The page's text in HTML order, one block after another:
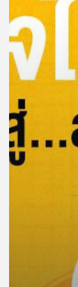
เพลง
บทความ
ข่าว
และ
กิจกรรม